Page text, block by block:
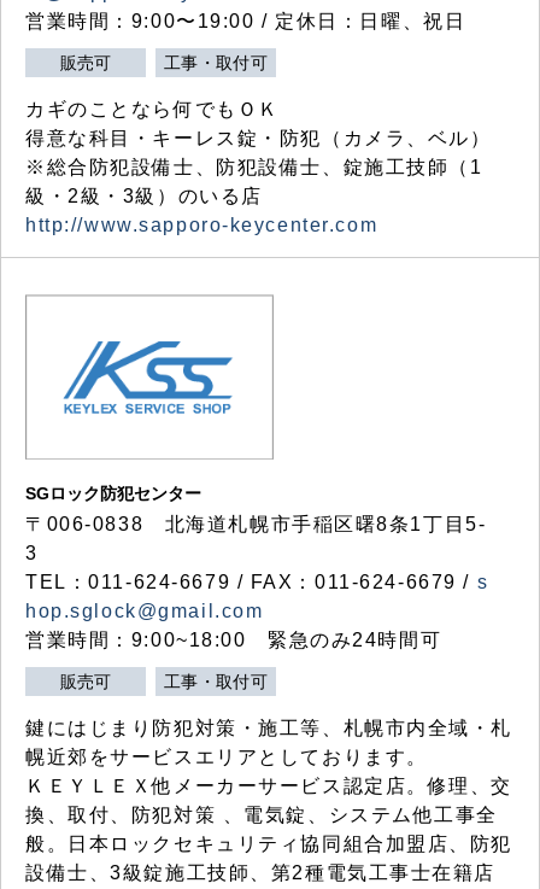
営業時間：9:00〜19:00 / 定休日：日曜、祝日
販売可 工事・取付可
カギのことなら何でもＯＫ
得意な科目・キーレス錠・防犯（カメラ、ベル）
※総合防犯設備士、防犯設備士、錠施工技師（1
級・2級・3級）のいる店
http://www.sapporo-keycenter.com
SGロック防犯センター
〒006-0838 北海道札幌市手稲区曙8条1丁目5-
3
TEL：011-624-6679 / FAX：011-624-6679 / s
hop.sglock@gmail.com
営業時間：9:00~18:00 緊急のみ24時間可
販売可 工事・取付可
鍵にはじまり防犯対策・施工等、札幌市内全域・札
幌近郊をサービスエリアとしております。
ＫＥＹＬＥＸ他メーカーサービス認定店。修理、交
換、取付、防犯対策 、電気錠、システム他工事全
般。日本ロックセキュリティ協同組合加盟店、防犯
設備士、3級錠施工技師、第2種電気工事士在籍店